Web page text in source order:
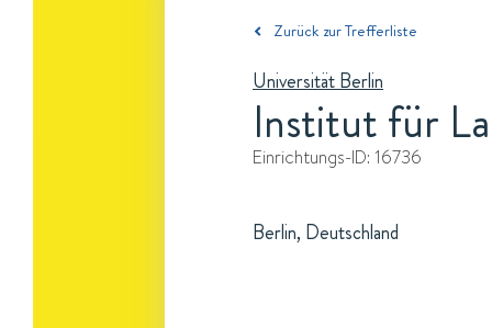
Zurück zur Trefferliste
Universität Berlin
Institut für
Einrichtungs-ID: 16736
Berlin, Deutschland